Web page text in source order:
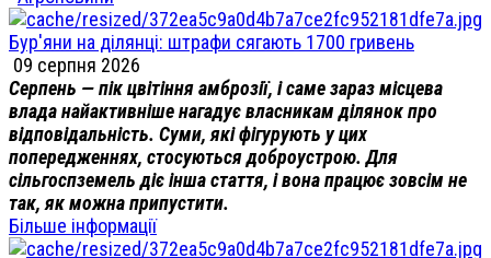
Бур'яни на ділянці: штрафи сягають 1700 гривень
09 серпня 2026
Серпень — пік цвітіння амброзії, і саме зараз місцева
влада найактивніше нагадує власникам ділянок про
відповідальність. Суми, які фігурують у цих
попередженнях, стосуються доброустрою. Для
сільгоспземель діє інша стаття, і вона працює зовсім не
так, як можна припустити.
Більше інформації